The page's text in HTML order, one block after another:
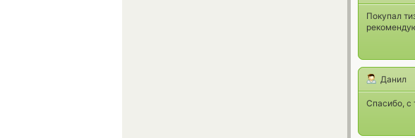
Покупал
Данил
Спасибо, с